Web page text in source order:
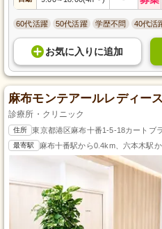
60代活躍 50代活躍 学歴不問 40代活
お気に入り に追加
麻布モンテアールレディー
診療所・クリニック
住所 東京都港区麻布十番1-5-18カートブ
最寄駅 麻布十番駅から0.4km、六本木駅